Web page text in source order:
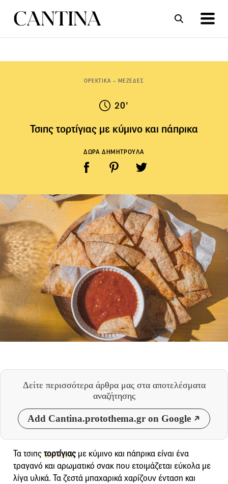
ΟΡΕΚΤΙΚΑ – ΜΕΖΕΔΕΣ
20'
Τσιπς τορτίγιας με κύμινο και πάπρικα
ΔΩΡΑ ΔΗΜΗΤΡΟΥΛΑ
Δείτε περισσότερα άρθρα μας στα αποτελέσματα
αναζήτησης
Add Cantina.protothema.gr on Google
Τα τσιπςτορτίγιας με κύμινο και πάπρικα είναι ένα
τραγανό και αρωματικό σνακ που ετοιμάζεται εύκολα με
λίγα υλικά. Τα ζεστά μπαχαρικά χαρίζουν ένταση και